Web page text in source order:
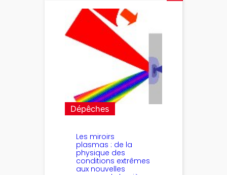
Dépêches
Les miroirs
plasmas : de la
physique des
conditions extrêmes
aux nouvelles